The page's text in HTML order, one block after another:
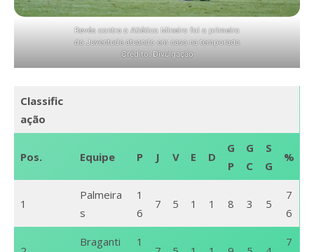
Revés contra o Atlético Mineiro foi o primeiro
do Juventude atuando em casa na temporada
Crédito: Divulgação
Classific
ação
Pos. Equipe P J V E D
G
P
G
C
S
G
%
1
Palmeira
s
1
6
7 5 1 1 8 3 5
7
6
Braganti
1
7